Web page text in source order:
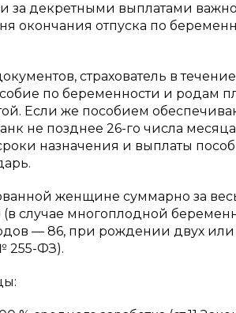
за декретными выплатами
окончания отпуска по
страхователь в
по беременности и родам
Если же пособием
не позднее 26-го числа
назначения и выплаты
женщине суммарно за
случае многоплодной
— 86, при рождении двух или
255-ФЗ).